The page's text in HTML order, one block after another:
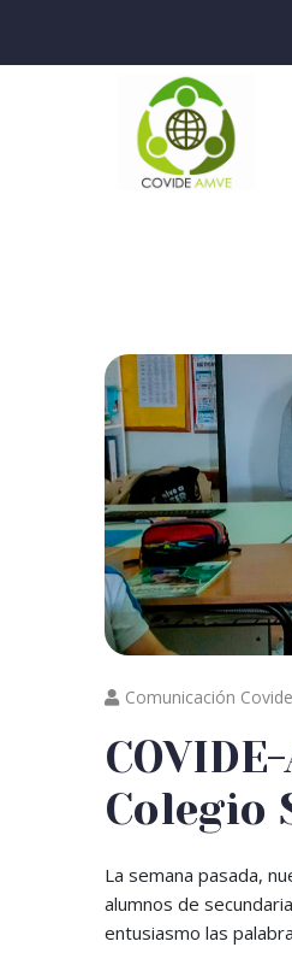
Comunicación
Colegio
La semana pasada,
alumnos de
entusiasmo las